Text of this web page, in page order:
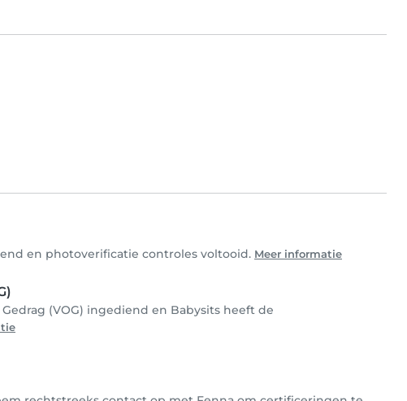
en photoverificatie controles voltooid. Meer informatie
(VOG) ingediend en Babysits heeft de